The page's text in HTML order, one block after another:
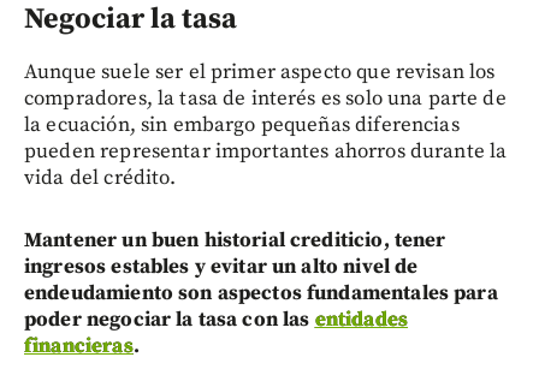
Negociar la tasa
Aunque suele ser el primer aspecto que revisan los
compradores, la tasa de interés es solo una parte de
la ecuación, sin embargo pequeñas diferencias
pueden representar importantes ahorros durante la
vida del crédito.
Mantener un buen historial crediticio, tener
ingresos estables y evitar un alto nivel de
endeudamiento son aspectos fundamentales para
poder negociar la tasa con las entidades
financieras.